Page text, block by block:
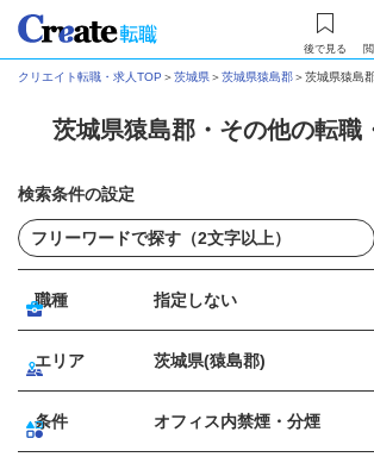
後で見る
クリエイト転職・求人TOP ＞茨城県＞茨城県猿島郡＞茨城県猿島
茨城県猿島郡・その他の転職
検索条件の設定
職種 指定しない
エリア 茨城県(猿島郡)
条件 オフィス内禁煙・分煙